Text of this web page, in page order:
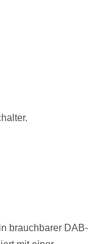
brauchbarer DAB-